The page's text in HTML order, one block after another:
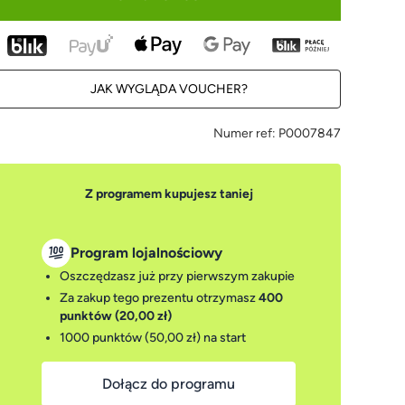
JAK WYGLĄDA VOUCHER?
Numer ref: P0007847
Z programem kupujesz taniej
Program lojalnościowy
Oszczędzasz już przy pierwszym zakupie
Za zakup tego prezentu otrzymasz400
punktów (20,00 zł)
1000 punktów (50,00 zł) na start
Dołącz do programu